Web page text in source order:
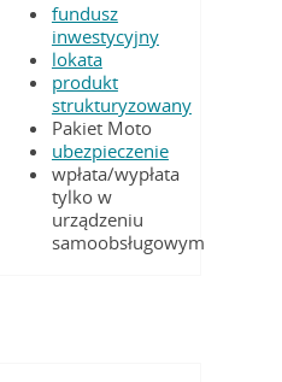
fundusz
inwestycyjny
lokata
produkt
strukturyzowany
Pakiet Moto
ubezpieczenie
wpłata/wypłata
tylko w
urządzeniu
samoobsługowym